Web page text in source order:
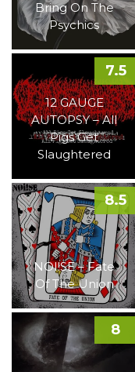
Bring On The
Psychics
12 GAUGE
AUTOPSY – All
Pigs Get
Slaughtered
7.5
NOI!SE – Fate
Of The Union
8.5
8